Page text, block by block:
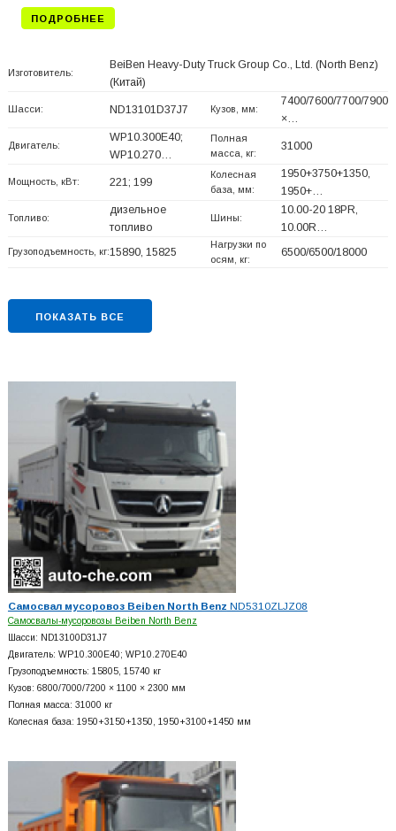
ПОДРОБНЕЕ
Изготовитель:
BeiBen Heavy-Duty Truck Group Co., Ltd. (North Benz)
(Китай)
Шасси: ND13101D37J7 Кузов, мм:
7400/7600/7700/7900
×…
Двигатель:
WP10.300E40;
WP10.270…
Полная
масса, кг:
31000
Мощность, кВт: 221; 199
Колесная
база, мм:
1950+3750+1350,
1950+…
Топливо:
дизельное
топливо
Шины:
10.00-20 18PR,
10.00R…
Грузоподъемность, кг:15890, 15825
Нагрузки по
осям, кг:
6500/6500/18000
ПОКАЗАТЬ ВСЕ
Самосвал мусоровоз Beiben North Benz ND5310ZLJZ08
Самосвалы-мусоровозы Beiben North Benz
Шасси: ND13100D31J7
Двигатель: WP10.300E40; WP10.270E40
Грузоподъемность: 15805, 15740 кг
Кузов: 6800/7000/7200 × 1100 × 2300 мм
Полная масса: 31000 кг
Колесная база: 1950+3150+1350, 1950+3100+1450 мм